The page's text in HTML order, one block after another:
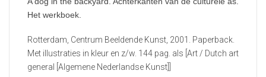
Het werkboek.
Rotterdam, Centrum Beeldende Kunst, 2001. Paperback.
Met illustraties in kleur en z/w. 144 pag. als [Art / Dutch art
general [Algemene Nederlandse Kunst]]